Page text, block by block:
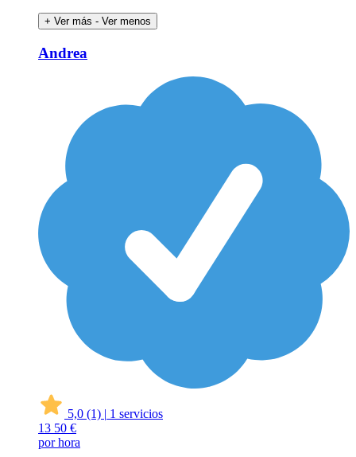
+ Ver más - Ver menos
Andrea
5,0 (1) | 1 servicios
13 50 €
por hora